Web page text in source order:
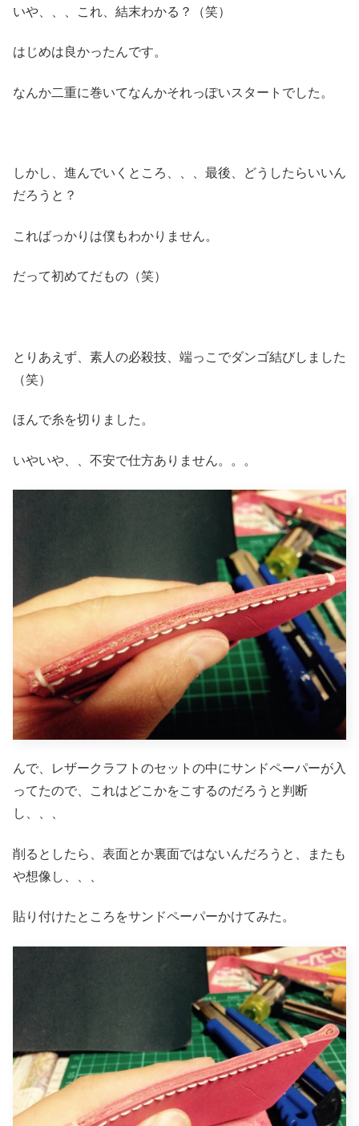
いや、、、これ、結末わかる？（笑）
はじめは良かったんです。
なんか二重に巻いてなんかそれっぽいスタートでした。
しかし、進んでいくところ、、、最後、どうしたらいいん
だろうと？
こればっかりは僕もわかりません。
だって初めてだもの（笑）
とりあえず、素人の必殺技、端っこでダンゴ結びしました
（笑）
ほんで糸を切りました。
いやいや、、不安で仕方ありません。。。
んで、レザークラフトのセットの中にサンドペーパーが入
ってたので、これはどこかをこするのだろうと判断
し、、、
削るとしたら、表面とか裏面ではないんだろうと、またも
や想像し、、、
貼り付けたところをサンドペーパーかけてみた。